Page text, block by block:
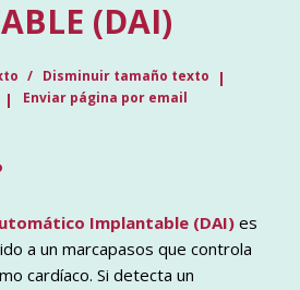
(DAI)
Disminuir tamaño texto
Enviar página por email
Implantable (DAI) es
a un marcapasos que controla
cardíaco. Si detecta un